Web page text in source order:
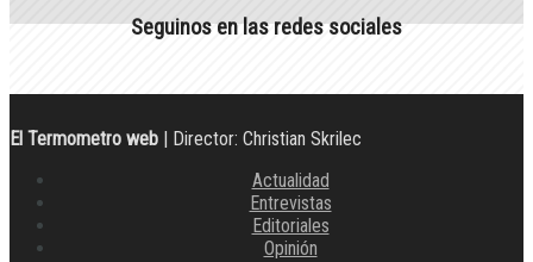
Seguinos en las redes sociales
El Termometro web | Director: Christian Skrilec
Actualidad
Entrevistas
Editoriales
Opinión